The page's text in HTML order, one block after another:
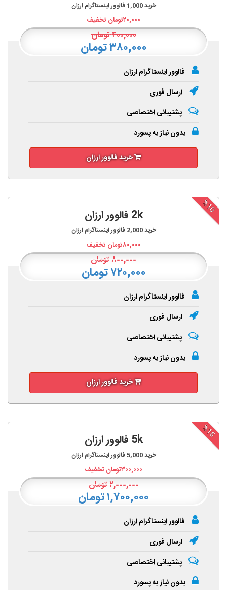
خرید1,000 فالوور اینستاگرام ارزان
۲۰,۰۰۰تومان تخفیف
۴۰۰,۰۰۰تومان
۳۸۰,۰۰۰ تومان
فالوور اینستاگرام ارزان
ارسال فوری
پشتیبانی اختصاصی
بدون نیاز به پسورد
خرید فالوور ارزان
%10
2k فالوور ارزان
خرید2,000 فالوور اینستاگرام ارزان
۸۰,۰۰۰تومان تخفیف
۸۰۰,۰۰۰تومان
۷۲۰,۰۰۰ تومان
فالوور اینستاگرام ارزان
ارسال فوری
پشتیبانی اختصاصی
بدون نیاز به پسورد
خرید فالوور ارزان
%15
5k فالوور ارزان
خرید5,000فالوور اینستاگرام ارزان
۳۰۰,۰۰۰تومان تخفیف
۲,۰۰۰,۰۰۰تومان
۱,۷۰۰,۰۰۰ تومان
فالوور اینستاگرام ارزان
ارسال فوری
پشتیبانی اختصاصی
بدون نیاز به پسورد